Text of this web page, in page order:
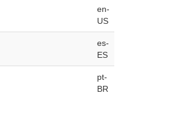
en-
US
es-
ES
pt-
BR